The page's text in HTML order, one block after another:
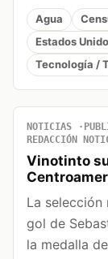
Agua
Estados
Tecnología /
NOTICIAS
REDACCIÓN
Vinotinto
La selección
gol de
la medalla